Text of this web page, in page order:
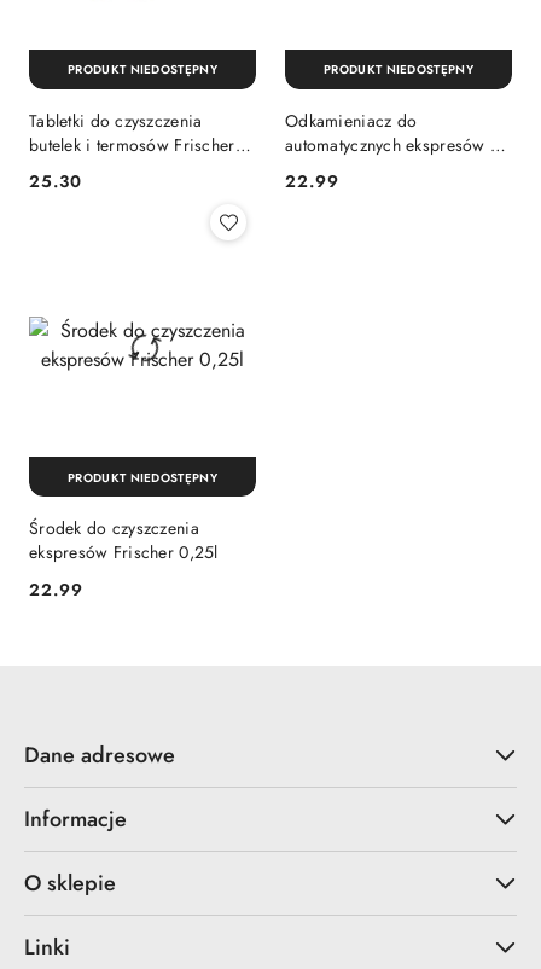
Tabletki do czyszczenia
butelek i termosów Frischer
Cena:
25.30
PRODUKT NIEDOSTĘPNY
Odkamieniacz do
automatycznych ekspresów do
(koncentrat)
Cena:
22.99
PRODUKT NIEDOSTĘPNY
Środek do czyszczenia
ekspresów Frischer 0,25l
Cena:
22.99
PRODUKT NIEDOSTĘPNY
Dane adresowe
Informacje
O sklepie
Linki